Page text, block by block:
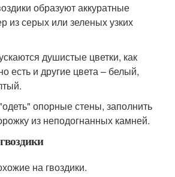
образуют аккуратные
из серых или зеленых узких
душистые цветки, как
есть и другие цвета – белый,
опорные стены, заполнить
из неподогнанных камней.